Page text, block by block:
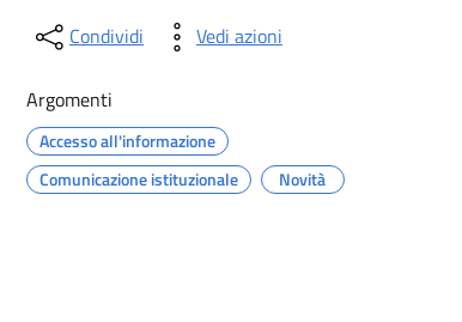
Condividi Vedi azioni
Argomenti
Accesso all'informazione
Comunicazione istituzionale
Novità